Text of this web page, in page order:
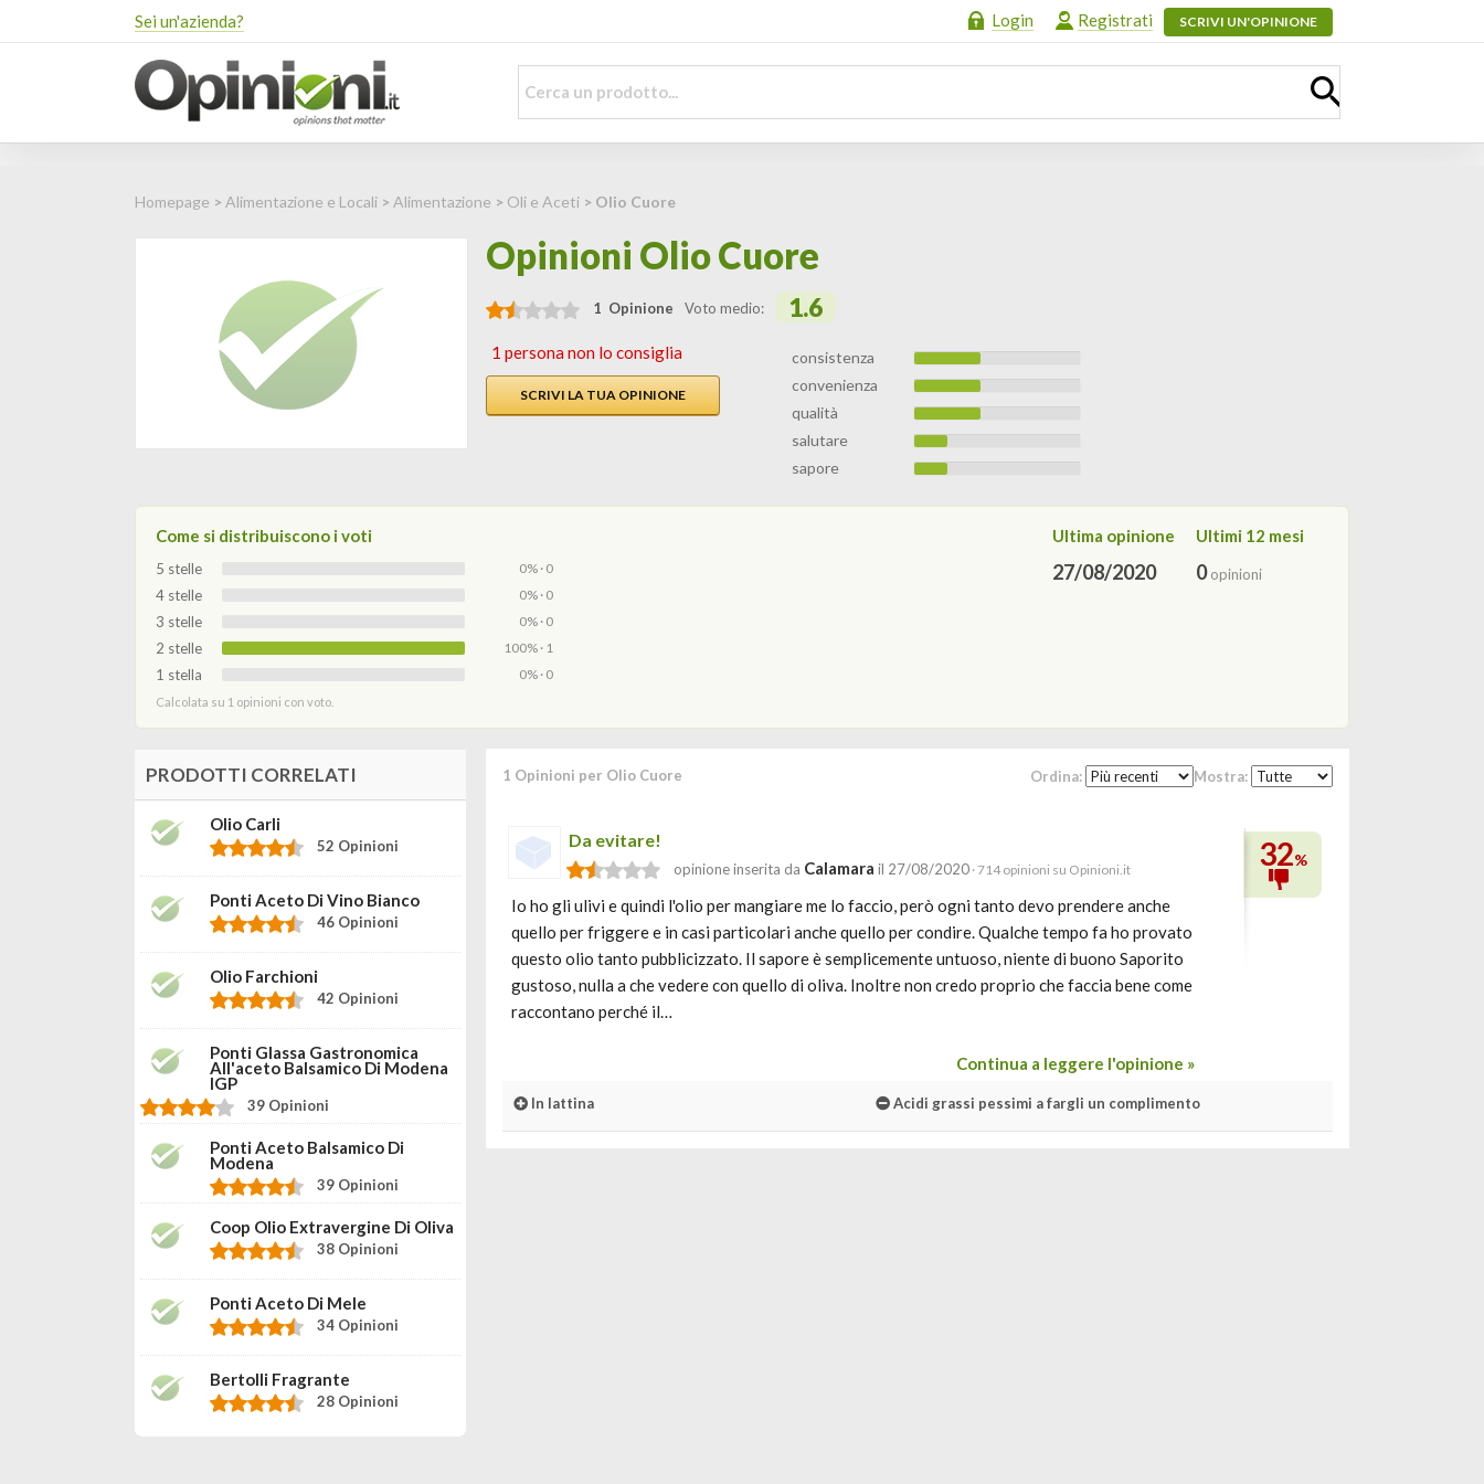
Sei un'azienda? Login Registrati SCRIVI UN'OPINIONE
Homepage > Alimentazione e Locali > Alimentazione > Oli e Aceti > Olio Cuore
Opinioni Olio Cuore
1 Opinione Voto medio: 1.6
1 persona non lo consiglia
SCRIVI LA TUA OPINIONE
consistenza
convenienza
qualità
salutare
sapore
Come si distribuiscono i voti
5 stelle 0% · 0
4 stelle 0% · 0
3 stelle 0% · 0
2 stelle 100% · 1
1 stella 0% · 0
Calcolata su 1 opinioni con voto.
Ultima opinione
27/08/2020
Ultimi 12 mesi
0opinioni
1 Opinioni per Olio Cuore Ordina: Mostra:
Da evitare!
opinione inserita da Calamara il 27/08/2020 · 714 opinioni su Opinioni.it
Io ho gli ulivi e quindi l'olio per mangiare me lo faccio, però ogni tanto devo prendere anche
quello per friggere e in casi particolari anche quello per condire. Qualche tempo fa ho provato
questo olio tanto pubblicizzato. Il sapore è semplicemente untuoso, niente di buono Saporito
gustoso, nulla a che vedere con quello di oliva. Inoltre non credo proprio che faccia bene come
raccontano perché il…
Continua a leggere l'opinione »
32%
In lattina Acidi grassi pessimi a fargli un complimento
PRODOTTI CORRELATI
Olio Carli
52 Opinioni
Ponti Aceto Di Vino Bianco
46 Opinioni
Olio Farchioni
42 Opinioni
Ponti Glassa Gastronomica
All'aceto Balsamico Di Modena
IGP
39 Opinioni
Ponti Aceto Balsamico Di
Modena
39 Opinioni
Coop Olio Extravergine Di Oliva
38 Opinioni
Ponti Aceto Di Mele
34 Opinioni
Bertolli Fragrante
28 Opinioni